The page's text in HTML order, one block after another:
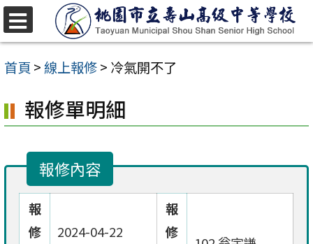
跳
至
主
內
容
首頁 >線上報修> 冷氣開不了
報修單明細
報修內容
報
修
2024-04-22
報
修
選
單